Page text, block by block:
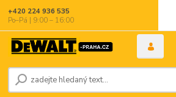
+420 224 936 535
Po–Pá | 9:00 – 16:00